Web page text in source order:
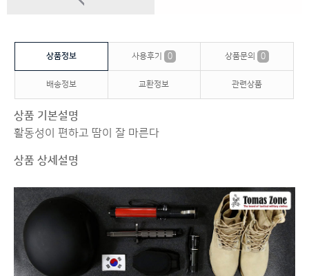
상품정보 사용후기 0 상품문의 0
배송정보 교환정보 관련상품
상품 기본설명
활동성이 편하고 땀이 잘 마른다
상품 상세설명